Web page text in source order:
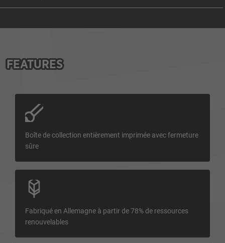
FEATURES
Boîte de collection entièrement imprimée avec fermeture
sûre
Fabriqué en Allemagne à partir de 78% de ressources
renouvelables